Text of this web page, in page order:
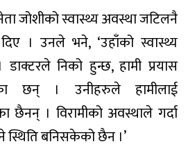
जोशीको स्वास्थ्य अवस्था जटिलनै
। उनले भने, ‘उहाँको स्वास्थ्य
निको हुन्छ, हामी प्रयास
छन् । उनीहरुले हामीलाई
छैनन् । विरामीको अवस्थाले गर्दा
स्थिति बनिसकेको छैन ।’